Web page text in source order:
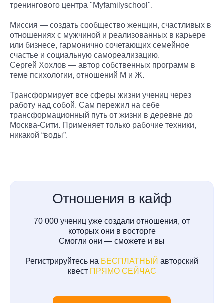
тренингового центра "Myfamilyschool".
Миссия — создать сообщество женщин, счастливых в
отношениях с мужчиной и реализованных в карьере
или бизнесе, гармонично сочетающих семейное
счастье и социальную самореализацию.
Сергей Хохлов — автор собственных программ в
теме психологии, отношений М и Ж.
Трансформирует все сферы жизни учениц через
работу над собой. Сам пережил на себе
трансформационный путь от жизни в деревне до
Москва-Сити. Применяет только рабочие техники,
никакой “воды”.
Отношения в кайф
70 000 учениц уже создали отношения, от
которых они в восторге
Cмогли они — сможете и вы
Регистрируйтесь на БЕСПЛАТНЫЙ авторский
квест ПРЯМО СЕЙЧАС